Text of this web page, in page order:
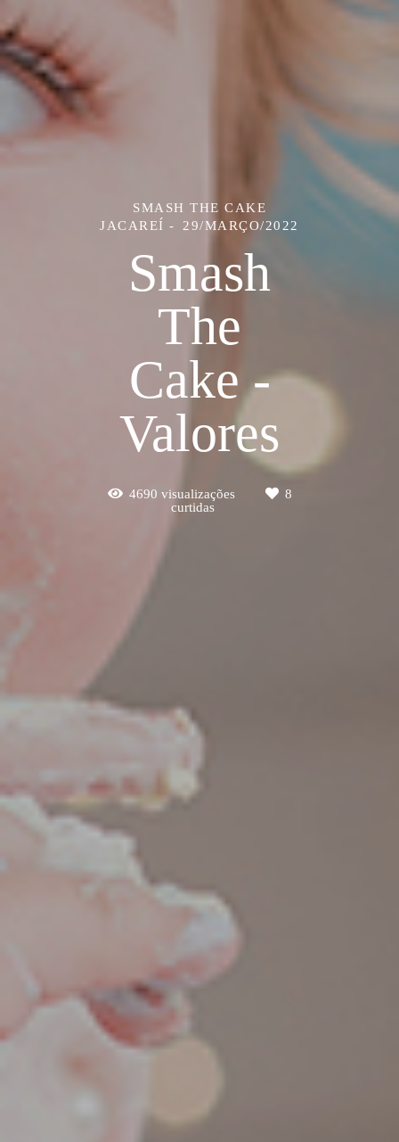
SMASH THE CAKE
JACAREÍ
29/MARÇO/2022
Smash
The
Cake -
Valores
4690 visualizações
8
curtidas